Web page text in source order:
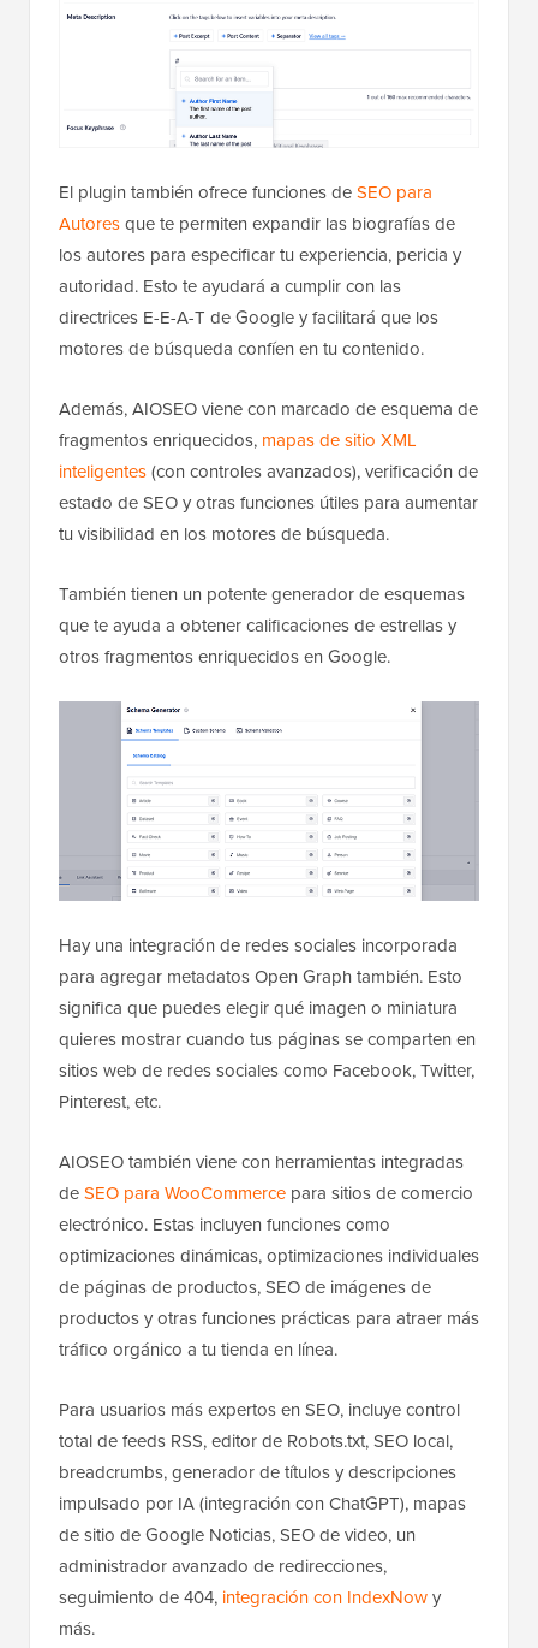
El plugin también ofrece funciones deSEO para
Autoresque te permiten expandir las biografías de
los autores para especificar tu experiencia, pericia y
autoridad. Esto te ayudará a cumplir con las
directrices E-E-A-T de Google y facilitará que los
motores de búsqueda confíen en tu contenido.
Además, AIOSEO viene con marcado de esquema de
fragmentos enriquecidos, mapas de sitio XML
inteligentes(con controles avanzados), verificación de
estado de SEO y otras funciones útiles para aumentar
tu visibilidad en los motores de búsqueda.
También tienen un potente generador de esquemas
que te ayuda a obtener calificaciones de estrellas y
otros fragmentos enriquecidos en Google.
Hay una integración de redes sociales incorporada
para agregar metadatos Open Graph también. Esto
significa que puedes elegir qué imagen o miniatura
quieres mostrar cuando tus páginas se comparten en
sitios web de redes sociales como Facebook, Twitter,
Pinterest, etc.
AIOSEO también viene con herramientas integradas
deSEO para WooCommerce para sitios de comercio
electrónico. Estas incluyen funciones como
optimizaciones dinámicas, optimizaciones individuales
de páginas de productos, SEO de imágenes de
productos y otras funciones prácticas para atraer más
tráfico orgánico a tu tienda en línea.
Para usuarios más expertos en SEO, incluye control
total de feeds RSS, editor de Robots.txt, SEO local,
breadcrumbs, generador de títulos y descripciones
impulsado por IA (integración con ChatGPT), mapas
de sitio de Google Noticias, SEO de video, un
administrador avanzado de redirecciones,
seguimiento de 404, integración con IndexNowy
más.